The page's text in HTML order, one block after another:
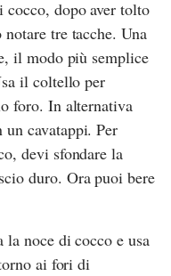
cocco, dopo aver tolto
tre tacche. Una
il modo più semplice
il coltello per
foro. In alternativa
un cavatappi. Per
devi sfondare la
duro. Ora puoi bere
noce di cocco e usa
ai fori di